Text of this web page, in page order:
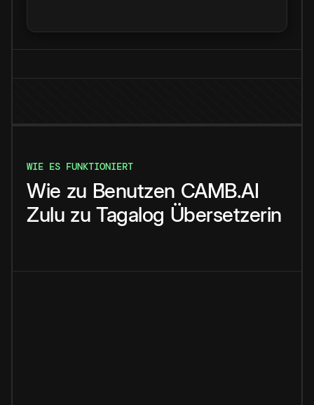
WIE ES FUNKTIONIERT
Wie zu Benutzen CAMB.AI
Zulu zu Tagalog Übersetzerin